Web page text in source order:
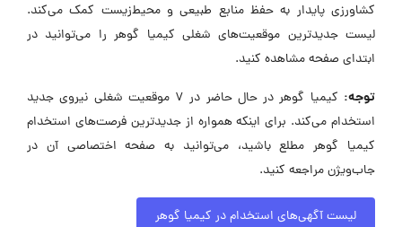
کشاورزی پایدار به حفظ منابع طبیعی و محیط‌زیست کمک می‌کند.
لیست جدیدترین موقعیت‌های شغلی کیمیا گوهر را می‌توانید در
ابتدای صفحه مشاهده کنید.
توجه:
کیمیا گوهر در حال حاضر در ۷ موقعیت شغلی نیروی جدید
استخدام می‌کند. برای اینکه همواره از جدیدترین فرصت‌های استخدام
کیمیا گوهر مطلع باشید، می‌توانید به صفحه اختصاصی آن در
جاب‌ویژن مراجعه کنید.
لیست آگهی‌های استخدام در کیمیا گوهر